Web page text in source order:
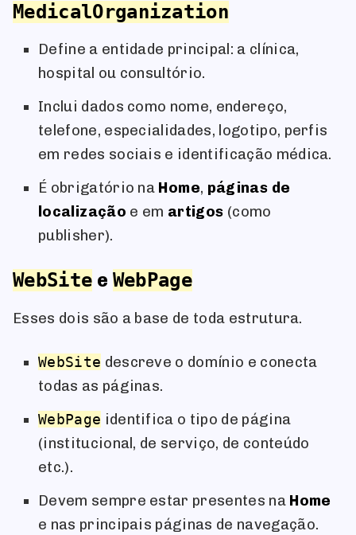
MedicalOrganization
Define a entidade principal: a clínica,
hospital ou consultório.
Inclui dados como nome, endereço,
telefone, especialidades, logotipo, perfis
em redes sociais e identificação médica.
É obrigatório na Home, páginas de
localização e em artigos (como
publisher).
WebSite e WebPage
Esses dois são a base de toda estrutura.
WebSite descreve o domínio e conecta
todas as páginas.
WebPage identifica o tipo de página
(institucional, de serviço, de conteúdo
etc.).
Devem sempre estar presentes na Home
e nas principais páginas de navegação.